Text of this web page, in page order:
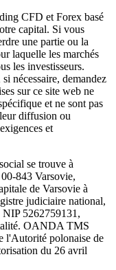
CFD et Forex basé
capital. Si vous
une partie ou la
laquelle les marchés
les investisseurs.
nécessaire, demandez
sur ce site web ne
et ne sont pas
diffusion ou
et
se trouve à
843 Varsovie,
de Varsovie à
judiciaire national,
5262759131,
OANDA TMS
l'Autorité polonaise de
du 26 avril